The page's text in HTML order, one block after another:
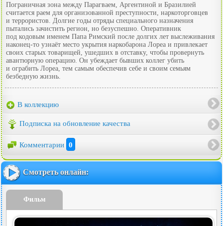
Пограничная зона между Парагваем, Аргентиной и Бразилией
считается раем для организованной преступности, наркоторговцев
и террористов. Долгие годы отряды специального назначения
пытались зачистить регион, но безуспешно. Оперативник
под кодовым именем Папа Римский после долгих лет выслеживания
наконец-то узнаёт место укрытия наркобарона Лореа и привлекает
своих старых товарищей, ушедших в отставку, чтобы провернуть
авантюрную операцию. Он убеждает бывших коллег убить
и ограбить Лореа, тем самым обеспечив себе и своим семьям
безбедную жизнь.
В коллекцию
Подписка на обновление качества
Комментарии 0
Смотреть онлайн:
Фильм